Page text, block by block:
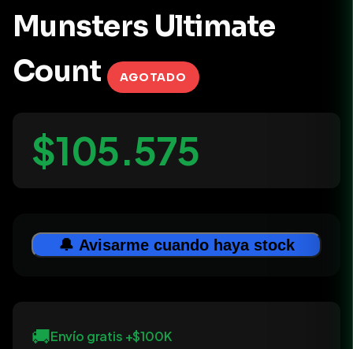
Munsters Ultimate
Count
AGOTADO
$105.575
🔔 Avisarme cuando haya stock
🚚Envío gratis +$100K